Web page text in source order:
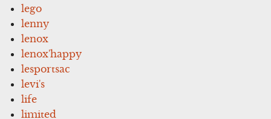
lego
lenny
lenox
lenox'happy
lesportsac
levi's
life
limited